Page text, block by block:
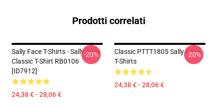
Prodotti correlati
Sally Face T-Shirts - Sally Face
Classic T-Shirt RB0106
[ID7912]
24,38 € - 28,06 €
-20%
Classic PTTT1805 Sally Face
T-Shirts
24,38 € - 28,06 €
-20%